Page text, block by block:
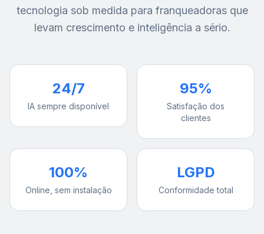
tecnologia sob medida para franqueadoras que
levam crescimento e inteligência a sério.
24/7
IA sempre disponível
95%
Satisfação dos
clientes
100%
Online, sem instalação
LGPD
Conformidade total